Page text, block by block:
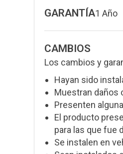
GARANTÍA1 Año
CAMBIOS
Los cambios y
Hayan sido
Muestran daños
Presenten
El producto
para las que fue
Se instalen en